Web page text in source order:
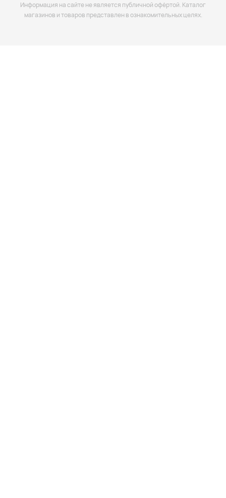
Информация на сайте не является публичной офёртой. Каталог
магазинов и товаров представлен в ознакомительных целях.